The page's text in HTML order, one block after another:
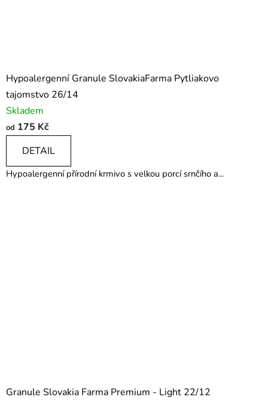
Hypoalergenní Granule SlovakiaFarma Pytliakovo
tajomstvo 26/14
Skladem
od 175 Kč
DETAIL
Hypoalergenní přírodní krmivo s velkou porcí srnčího a...
Granule Slovakia Farma Premium - Light 22/12